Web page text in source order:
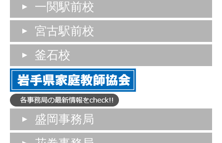
一関駅前校
宮古駅前校
釜石校
盛岡事務局